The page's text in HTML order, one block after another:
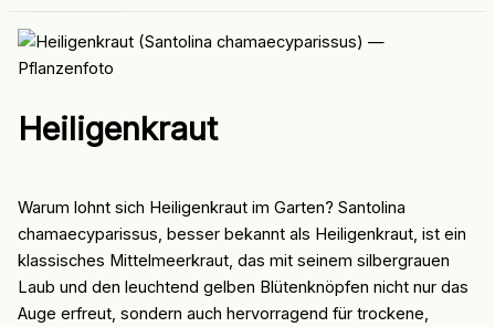
Heiligenkraut
Warum lohnt sich Heiligenkraut im Garten? Santolina
chamaecyparissus, besser bekannt als Heiligenkraut, ist ein
klassisches Mittelmeerkraut, das mit seinem silbergrauen
Laub und den leuchtend gelben Blütenknöpfen nicht nur das
Auge erfreut, sondern auch hervorragend für trockene,